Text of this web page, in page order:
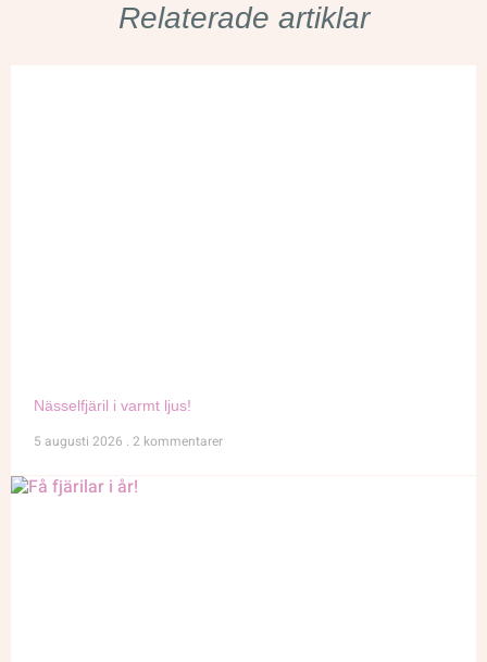
Relaterade artiklar
Nässelfjäril i varmt ljus!
5 augusti 2026 2 kommentarer